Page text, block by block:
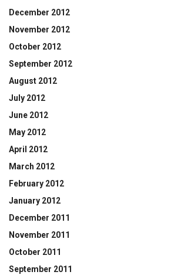
December 2012
November 2012
October 2012
September 2012
August 2012
July 2012
June 2012
May 2012
April 2012
March 2012
February 2012
January 2012
December 2011
November 2011
October 2011
September 2011